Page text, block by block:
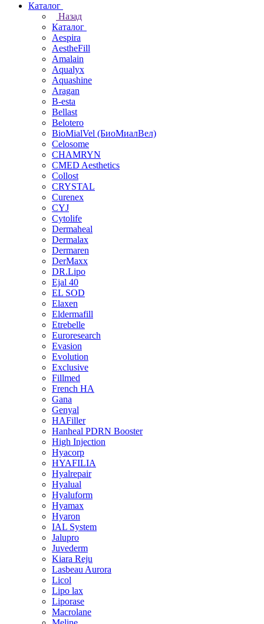
Каталог
Назад
Каталог
Aespira
AestheFill
Amalain
Aqualyx
Aquashine
Aragan
B-esta
Bellast
Belotero
BioMialVel (БиоМиалВел)
Celosome
CHAMRYN
CMED Aesthetics
Collost
CRYSTAL
Curenex
CYJ
Cytolife
Dermaheal
Dermalax
Dermaren
DerMaxx
DR.Lipo
Ejal 40
EL SOD
Elaxen
Eldermafill
Etrebelle
Euroresearch
Evasion
Evolution
Exclusive
Fillmed
French HA
Gana
Genyal
HAFiller
Hanheal PDRN Booster
High Injection
Hyacorp
HYAFILIA
Hyalrepair
Hyalual
Hyaluform
Hyamax
Hyaron
IAL System
Jalupro
Juvederm
Kiara Reju
Lasbeau Aurora
Licol
Lipo lax
Liporase
Macrolane